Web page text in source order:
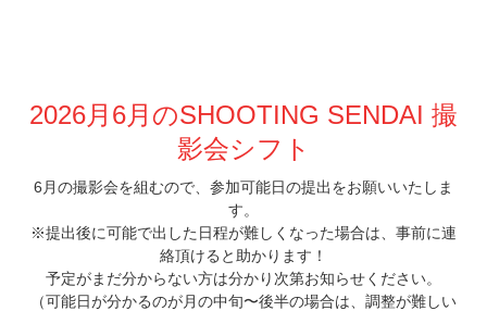
2026月6月 のSHOOTING SENDAI 撮
影会シフト
6月の撮影会を組むので、参加可能日の提出をお願いいたしま
す。
※提出後に可能で出した日程が難しくなった場合は、事前に連
絡頂けると助かります！
予定がまだ分からない方は分かり次第お知らせください。
（可能日が分かるのが月の中旬〜後半の場合は、調整が難しい